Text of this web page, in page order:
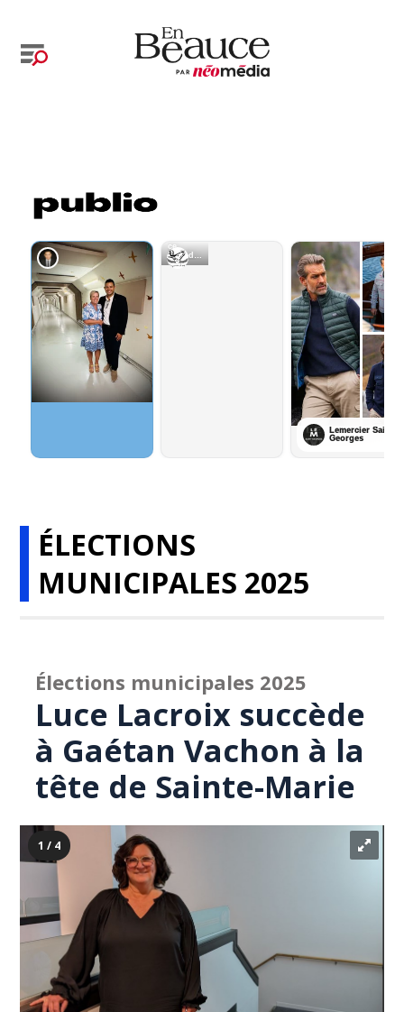
ÉLECTIONS
MUNICIPALES 2025
Élections municipales 2025
Luce Lacroix succède
à Gaétan Vachon à la
tête de Sainte-Marie
1 / 4